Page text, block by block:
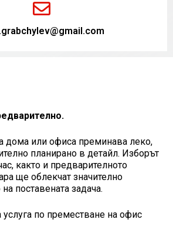
дома или офиса преминава леко,
планирано в детайл. Изборът
както и предварителното
ще облекчат значително
поставената задача.
по преместване на офис